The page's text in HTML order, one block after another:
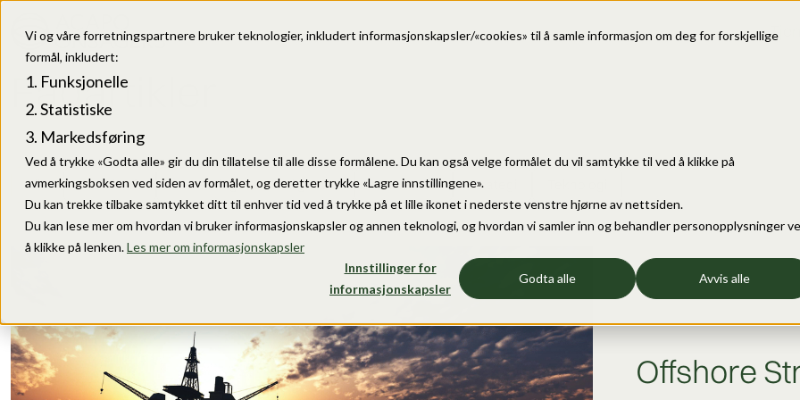
Vi og våre forretningspartnere bruker teknologier, inkludert informasjonskapsler/«cookies» til å samle informasjon om deg for forskjellige
formål, inkludert:
Funksjonelle
Statistiske
Markedsføring
Ved å trykke «Godta alle» gir du din tillatelse til alle disse formålene. Du kan også velge formålet du vil samtykke til ved å klikke på
avmerkingsboksen ved siden av formålet, og deretter trykke «Lagre innstillingene».
Du kan trekke tilbake samtykket ditt til enhver tid ved å trykke på et lille ikonet i nederste venstre hjørne av nettsiden.
Du kan lese mer om hvordan vi bruker informasjonskapsler og annen teknologi, og hvordan vi samler inn og behandler personopplysninger
å klikke på lenken.Les mer om informasjonskapsler
Innstillinger for
informasjonskapsler
Godta alle Avvis alle
Fagartikler
Alle Bærekraft Forretningshemmeligheter Merkevare Strategi
Offshore